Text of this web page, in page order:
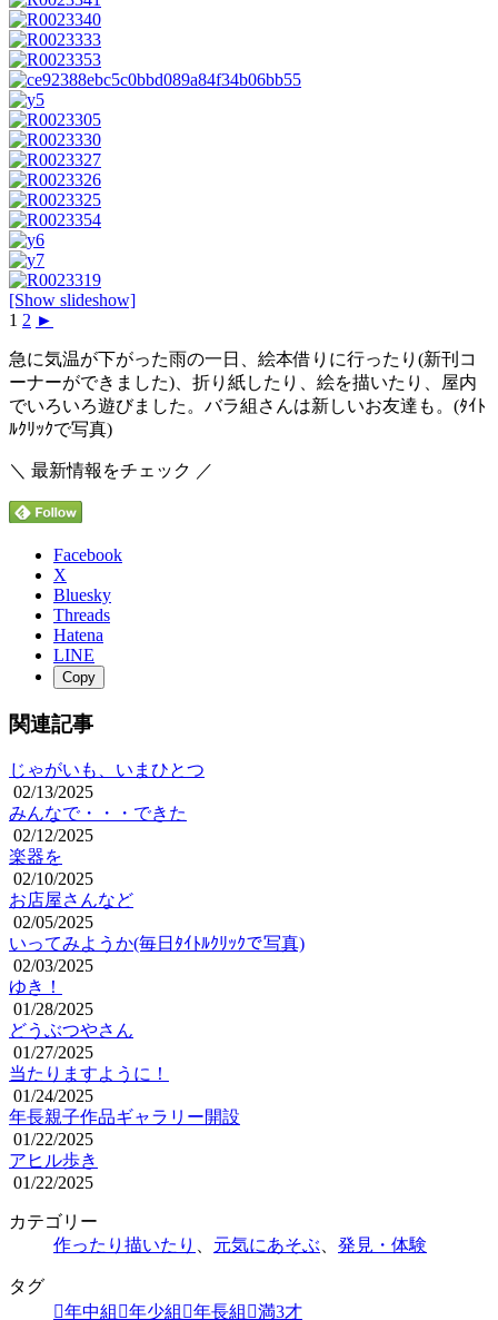
[Show slideshow]
1 2 ►
急に気温が下がった雨の一日、絵本借りに行ったり(新刊コ
ーナーができました)、折り紙したり、絵を描いたり、屋内
でいろいろ遊びました。バラ組さんは新しいお友達も。(ﾀｲﾄ
ﾙｸﾘｯｸで写真)
＼ 最新情報をチェック ／
Facebook
X
Bluesky
Threads
Hatena
LINE
Copy
関連記事
じゃがいも、いまひとつ
02/13/2025
みんなで・・・できた
02/12/2025
楽器を
02/10/2025
お店屋さんなど
02/05/2025
いってみようか(毎日ﾀｲﾄﾙｸﾘｯｸで写真)
02/03/2025
ゆき！
01/28/2025
どうぶつやさん
01/27/2025
当たりますように！
01/24/2025
年長親子作品ギャラリー開設
01/22/2025
アヒル歩き
01/22/2025
カテゴリー
作ったり描いたり
元気にあそぶ 発見・体験
タグ
年中組
年少組 年長組 満3才